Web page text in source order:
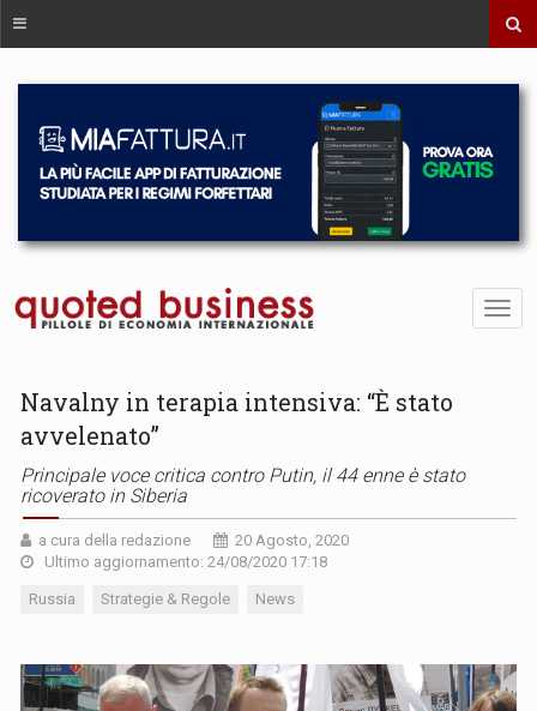
Navalny in terapia intensiva: “È stato
avvelenato”
Principale voce critica contro Putin, il 44 enne è stato
ricoverato in Siberia
a cura della redazione
20 Agosto, 2020
Ultimo aggiornamento: 24/08/2020 17:18
Russia Strategie & Regole News